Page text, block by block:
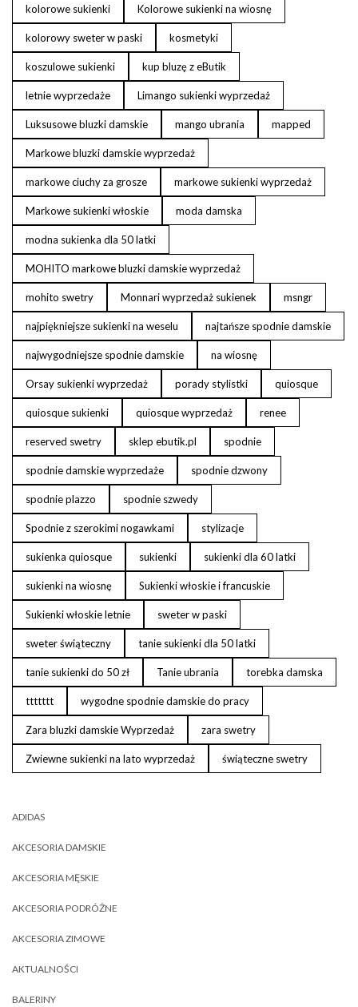
kolorowe sukienki Kolorowe sukienki na wiosnę
kolorowy sweter w paski kosmetyki
koszulowe sukienki kup bluzę z eButik
letnie wyprzedaże Limango sukienki wyprzedaż
Luksusowe bluzki damskie mango ubrania mapped
Markowe bluzki damskie wyprzedaż
markowe ciuchy za grosze markowe sukienki wyprzedaż
Markowe sukienki włoskie moda damska
modna sukienka dla 50 latki
MOHITO markowe bluzki damskie wyprzedaż
mohito swetry Monnari wyprzedaż sukienek msngr
najpiękniejsze sukienki na weselu najtańsze spodnie damskie
najwygodniejsze spodnie damskie na wiosnę
Orsay sukienki wyprzedaż porady stylistki quiosque
quiosque sukienki quiosque wyprzedaż renee
reserved swetry sklep ebutik.pl spodnie
spodnie damskie wyprzedaże spodnie dzwony
spodnie plazzo spodnie szwedy
Spodnie z szerokimi nogawkami stylizacje
sukienka quiosque sukienki sukienki dla 60 latki
sukienki na wiosnę Sukienki włoskie i francuskie
Sukienki włoskie letnie sweter w paski
sweter świąteczny tanie sukienki dla 50 latki
tanie sukienki do 50 zł Tanie ubrania torebka damska
ttttttt wygodne spodnie damskie do pracy
Zara bluzki damskie Wyprzedaż zara swetry
Zwiewne sukienki na lato wyprzedaż świąteczne swetry
ADIDAS
AKCESORIA DAMSKIE
AKCESORIA MĘSKIE
AKCESORIA PODRÓŻNE
AKCESORIA ZIMOWE
AKTUALNOŚCI
BALERINY